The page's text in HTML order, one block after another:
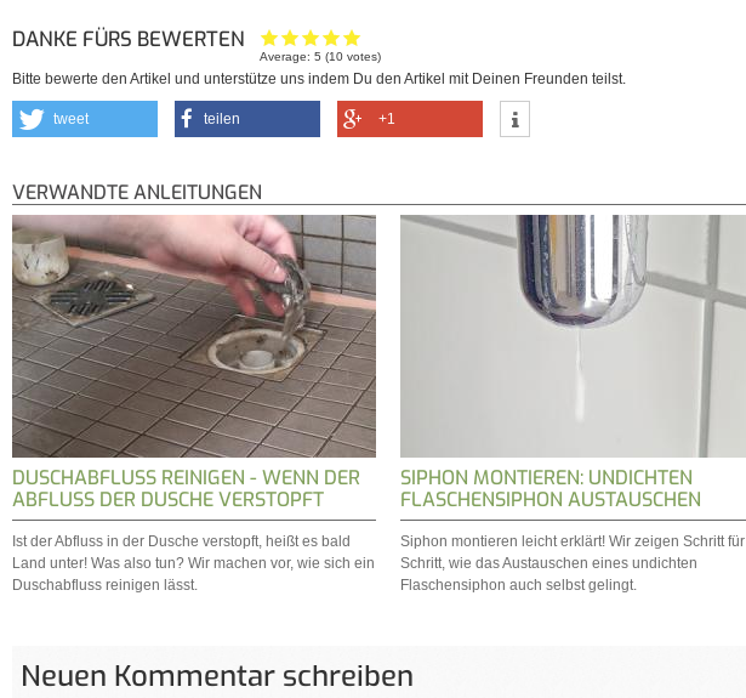
DANKE FÜRS BEWERTEN
Average:5 (10 votes)
Bitte bewerte den Artikel und unterstütze uns indem Du den Artikel mit Deinen Freunden teilst.
tweet teilen +1
VERWANDTE ANLEITUNGEN
DUSCHABFLUSS REINIGEN - WENN DER
ABFLUSS DER DUSCHE VERSTOPFT
Ist der Abfluss in der Dusche verstopft, heißt es bald
Land unter! Was also tun? Wir machen vor, wie sich ein
Duschabfluss reinigen lässt.
SIPHON MONTIEREN: UNDICHTEN
FLASCHENSIPHON AUSTAUSCHEN
Siphon montieren leicht erklärt! Wir zeigen Schritt für
Schritt, wie das Austauschen eines undichten
Flaschensiphon auch selbst gelingt.
Neuen Kommentar schreiben